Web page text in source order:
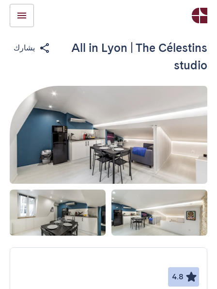
All in Lyon | The Célestins
studio
يشارك
4.8